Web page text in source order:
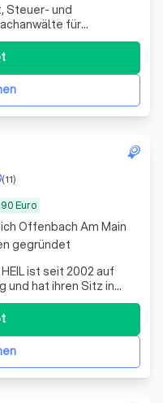
Steuer- und
für
an der
und Steuerstrafrecht.
Euro
(11)
ist seit 2002 auf
hat ihren Sitz in
umfasst alle
Steuerstrafrechts.
Offenbach Am Main
gegründet